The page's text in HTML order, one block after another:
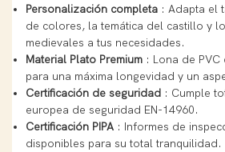
Personalización completa: Adapta el
de colores, la temática del castillo y
medievales a tus necesidades.
Material Plato Premium: Lona de PVC
para una máxima longevidad y un
Certificación de seguridad: Cumple
europea de seguridad EN-14960.
Certificación PIPA: Informes de
disponibles para su total tranquilidad.